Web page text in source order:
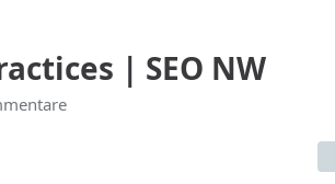
| SEO NW